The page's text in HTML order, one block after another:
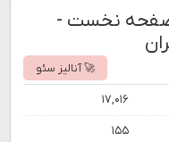
صفحه نخست -
🚀 آنالیز سئو
۱۷,۰۱۶
۱۵۵